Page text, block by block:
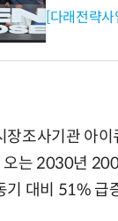
[다래전략
장조사기관 아
는 2030년
기 대비 51%